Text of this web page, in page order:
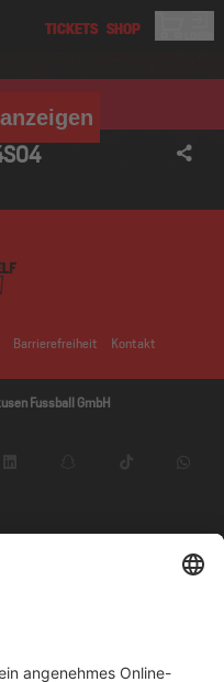
Barrierefreiheit Kontakt
Fussball GmbH